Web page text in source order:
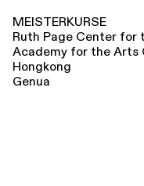
MEISTERKURSE
Ruth Page Center for
Academy for the Arts
Hongkong
Genua